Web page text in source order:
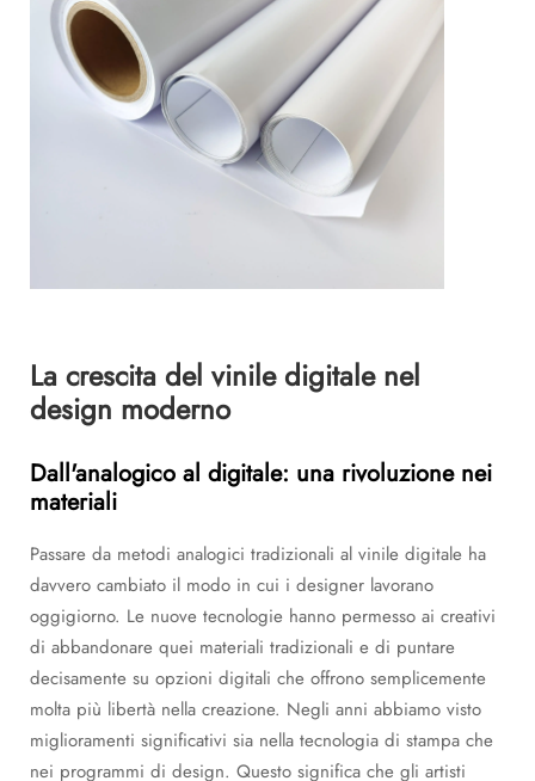
La crescita del vinile digitale nel
design moderno
Dall'analogico al digitale: una rivoluzione nei
materiali
Passare da metodi analogici tradizionali al vinile digitale ha
davvero cambiato il modo in cui i designer lavorano
oggigiorno. Le nuove tecnologie hanno permesso ai creativi
di abbandonare quei materiali tradizionali e di puntare
decisamente su opzioni digitali che offrono semplicemente
molta più libertà nella creazione. Negli anni abbiamo visto
miglioramenti significativi sia nella tecnologia di stampa che
nei programmi di design. Questo significa che gli artisti